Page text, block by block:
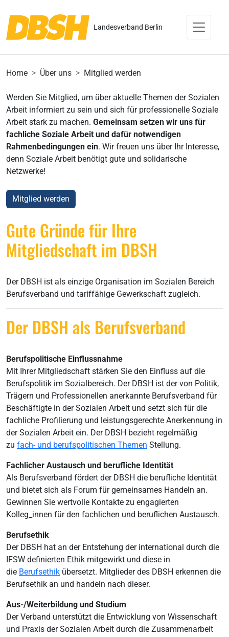
Landesverband Berlin
Home Über uns Mitglied werden
Werden Sie Mitglied, um über aktuelle Themen der Sozialen
Arbeit informiert zu sein und sich für professionelle Soziale
Arbeit stark zu machen. Gemeinsam setzen wir uns für
fachliche Soziale Arbeit und dafür notwendigen
Rahmenbedingungen ein. Wir freuen uns über Ihr Interesse,
denn Soziale Arbeit benötigt gute und solidarische
Netzwerke!
Mitglied werden
Gute Gründe für Ihre
Mitgliedschaft im DBSH
Der DBSH ist als einzige Organisation im Sozialen Bereich
Berufsverband und tariffähige Gewerkschaft zugleich.
Der DBSH als Berufsverband
Berufspolitische Einflussnahme
Mit Ihrer Mitgliedschaft stärken Sie den Einfluss auf die
Berufspolitik im Sozialbereich. Der DBSH ist der von Politik,
Trägern und Professionellen anerkannte Berufsverband für
Beschäftigte in der Sozialen Arbeit und setzt sich für die
fachliche Profilierung und leistungsgerechte Anerkennung in
der Sozialen Arbeit ein. Der DBSH bezieht regelmäßig
zu fach- und berufspolitischen Themen Stellung.
Fachlicher Austausch und berufliche Identität
Als Berufsverband fördert der DBSH die berufliche Identität
und bietet sich als Forum für gemeinsames Handeln an.
Gewinnen Sie wertvolle Kontakte zu engagierten
Kolleg_innen für den fachlichen und beruflichen Austausch.
Berufsethik
Der DBSH hat an der Entstehung der international durch die
IFSW definierten Ethik mitgewirkt und diese in
die Berufsethik übersetzt. Mitglieder des DBSH erkennen die
Berufsethik an und handeln nach dieser.
Aus-/Weiterbildung und Studium
Der Verband unterstützt die Entwicklung von Wissenschaft
und Praxis der Sozialen Arbeit durch die Zusammenarbeit